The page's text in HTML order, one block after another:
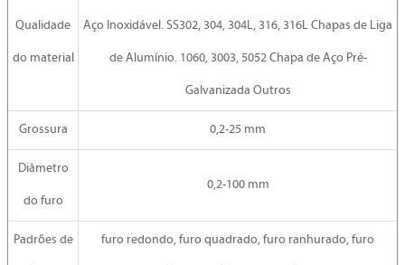
Qualidade
do material
Aço Inoxidável. SS302, 304, 304L, 316, 316L Chapas de Liga
de Alumínio. 1060, 3003, 5052 Chapa de Aço Pré-
Galvanizada Outros
Grossura 0,2-25 mm
Diâmetro
do furo
0,2-100 mm
Padrões de furo redondo, furo quadrado, furo ranhurado, furo